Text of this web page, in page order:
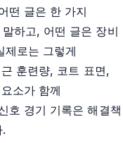
떤 글은 한 가지
하고, 어떤 글은 장비
제로는 그렇게
훈련량, 코트 표면,
소가 함께
호 경기 기록은 해결책